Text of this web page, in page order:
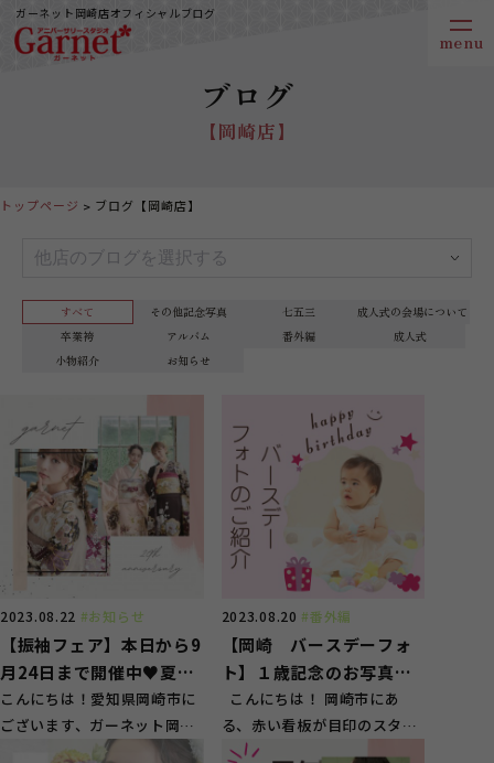
ガーネット岡崎店オフィシャルブログ
ブログ
【岡崎店】
2023.08.22 #お知らせ
【振袖フェア】本日から9
月24日まで開催中♥夏休
みの振袖選びはガーネッ
トへ！
こんにちは！愛知県岡崎市に
ございます、ガーネット岡崎
店です！ ガーネット全店舗で
2023.08.20#番外編
【岡崎 バースデーフォ
ト】１歳記念のお写真ご
紹介！
こんにちは！ 岡崎市にあ
る、赤い看板が目印のスタジ
オガーネット岡崎店です。 当
すべて その他記念写真 七五三
成人式の会場について
卒業袴
アルバム 番外編
成人式
小物紹介
お知らせ
トップページ ブログ【岡崎店】